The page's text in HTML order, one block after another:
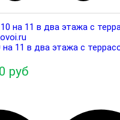
11 в два этажа с
руб